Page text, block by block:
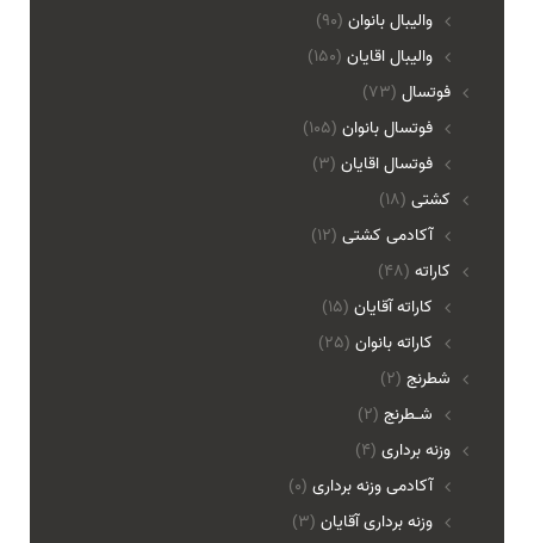
واليبال بانوان (90)
واليبال اقايان (150)
(73) فوتسال
فوتسال بانوان (105)
فوتسال اقايان (3)
(18) کشتی
آکادمی کشتی (12)
(48) کاراته
کاراته آقایان (15)
کاراته بانوان (25)
(2) شطرنج
شـطرنج (2)
(4) وزنه برداری
آکادمی وزنه برداری (0)
وزنه برداری آقایان (3)